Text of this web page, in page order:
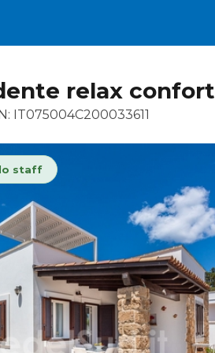
relax confort
IT075004C200033611
staff